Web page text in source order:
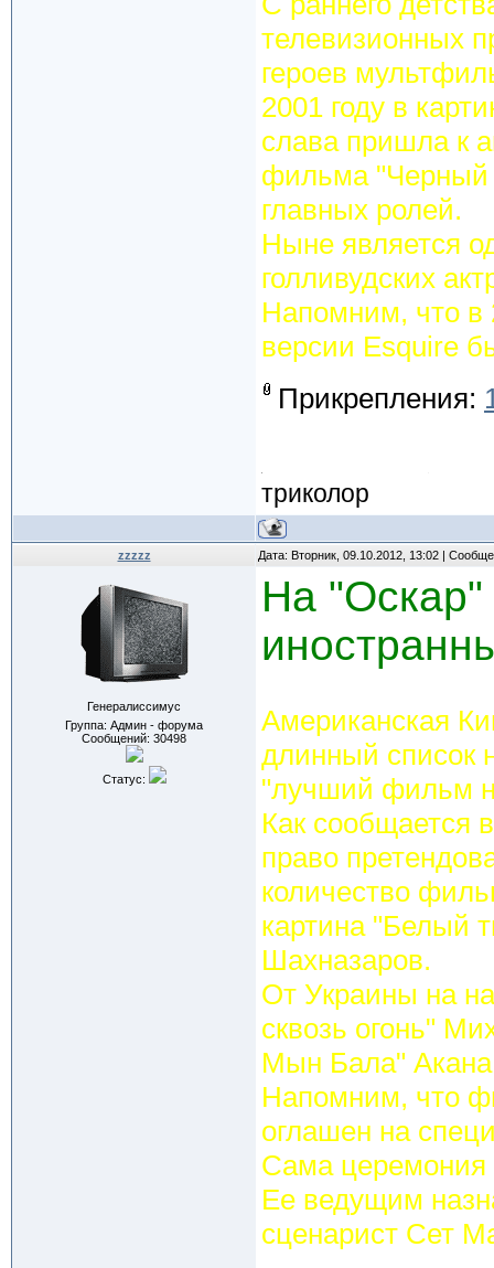
телевизионных
героев
2001 году в
слава пришла к
фильма "Черный
главных ролей.
Ныне является
голливудских
Напомним, что в
версии Esquire
Прикрепления:
триколор
zzzzz Дата: Вторник, 09.10.2012, 13:02 |
Генералиссимус
Группа: Админ - форума
Сообщений: 30498
Статус:
На "Оскар"
Американская
длинный список
"лучший фильм
Как сообщается
право
количество
картина "Белый
Шахназаров.
От Украины на
сквозь огонь"
Мын Бала"
Напомним, что
оглашен на
Сама церемония
Ее ведущим
сценарист Сет